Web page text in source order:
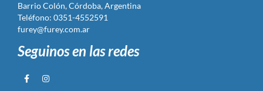
Barrio Colón, Córdoba, Argentina
Teléfono: 0351-4552591
furey@furey.com.ar
Seguinos en las redes